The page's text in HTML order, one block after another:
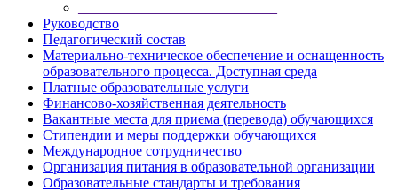
Руководство
Педагогический состав
Материально-техническое обеспечение и оснащенность
образовательного процесса. Доступная среда
Платные образовательные услуги
Финансово-хозяйственная деятельность
Вакантные места для приема (перевода) обучающихся
Стипендии и меры поддержки обучающихся
Международное сотрудничество
Организация питания в образовательной организации
Образовательные стандарты и требования